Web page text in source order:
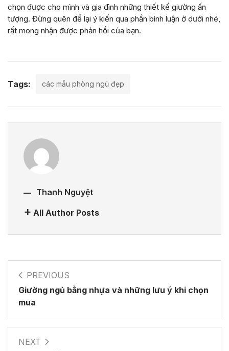
chọn được cho mình và gia đình những thiết kế giường ấn
tượng. Đừng quên để lại ý kiến qua phần bình luận ở dưới nhé,
rất mong nhận được phản hồi của bạn.
Tags: các mẫu phòng ngủ đẹp
Thanh Nguyệt
All Author Posts
PREVIOUS
Giường ngủ bằng nhựa và những lưu ý khi chọn
mua
NEXT